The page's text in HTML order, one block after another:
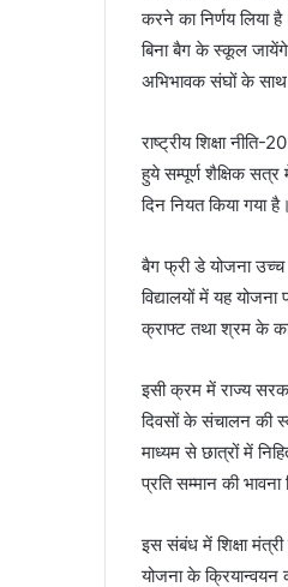
करने का निर्णय लिया
बिना बैग के स्कूल
अभिभावक संघों के साथ
राष्ट्रीय शिक्षा
हुये सम्पूर्ण शैक्षिक
दिन नियत किया गया है।
बैग फ्री डे योजना उच्च
विद्यालयों में यह
क्राफ्ट तथा श्रम के
इसी क्रम में राज्य
दिवसों के संचालन की
माध्यम से छात्रों में
प्रति सम्मान की
इस संबंध में शिक्षा मंत्री
योजना के क्रियान्वयन